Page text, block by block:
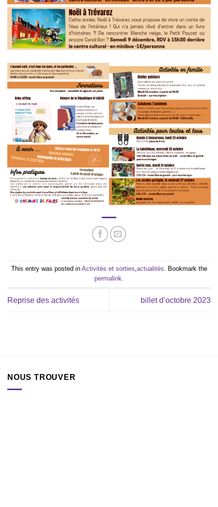
This entry was posted in Activités et sorties,actualités. Bookmark the
permalink.
Reprise des activités billet d’octobre 2023
NOUS TROUVER